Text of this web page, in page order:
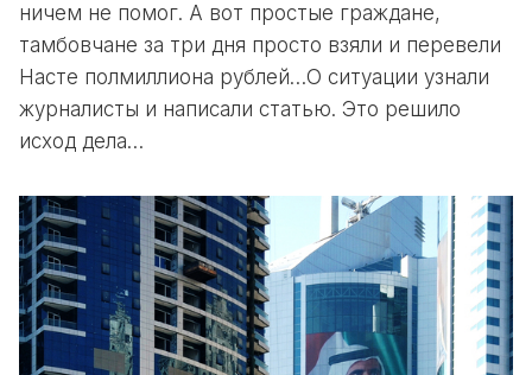
ничем не помог. А вот простые граждане,
тамбовчане за три дня просто взяли и перевели
Насте полмиллиона рублей…О ситуации узнали
журналисты и написали статью. Это решило
исход дела…